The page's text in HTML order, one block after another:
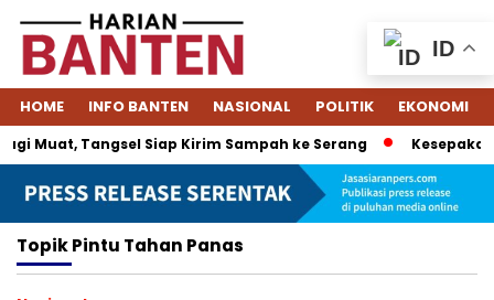
HOME INFO BANTEN NASIONAL POLITIK EKONOMI
Muat, Tangsel Siap Kirim Sampah ke Serang
TopikPintu Tahan Panas
ID